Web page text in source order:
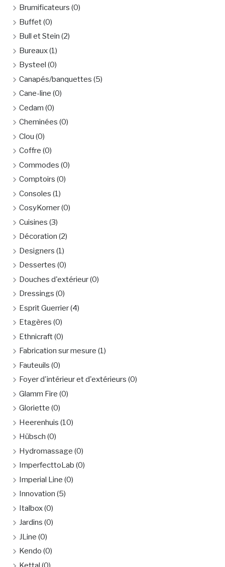
Brumificateurs (0)
Buffet(0)
Bull et Stein (2)
Bureaux(1)
Bysteel (0)
Canapés/banquettes (5)
Cane-line (0)
Cedam (0)
Cheminées (0)
Clou (0)
Coffre (0)
Commodes (0)
Comptoirs (0)
Consoles (1)
CosyKorner(0)
Cuisines (3)
Décoration (2)
Designers (1)
Dessertes (0)
Douches d'extérieur(0)
Dressings (0)
Esprit Guerrier(4)
Etagères (0)
Ethnicraft(0)
Fabrication sur mesure (1)
Fauteuils (0)
Foyer d'intérieur et d'extérieurs (0)
Glamm Fire (0)
Gloriette (0)
Heerenhuis (10)
Hübsch (0)
Hydromassage (0)
ImperfecttoLab (0)
Imperial Line (0)
Innovation (5)
Italbox(0)
Jardins (0)
JLine (0)
Kendo (0)